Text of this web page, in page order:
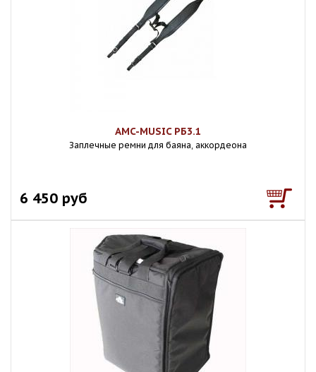
AMC-MUSIC РБ3.1
Заплечные ремни для баяна, аккордеона
6 450 руб